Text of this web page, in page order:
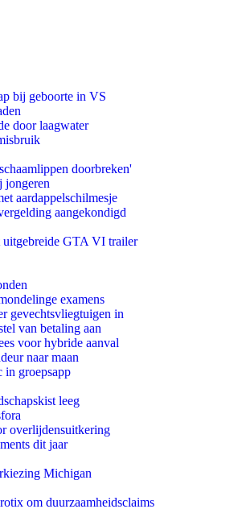
bij geboorte in VS
door laagwater
doorbreken'
jongeren
aardappelschilmesje
aangekondigd
uitgebreide GTA VI trailer
examens
gevechtsvliegtuigen in
van betaling aan
voor hybride aanval
naar maan
in groepsapp
leeg
overlijdensuitkering
dit jaar
Michigan
om duurzaamheidsclaims